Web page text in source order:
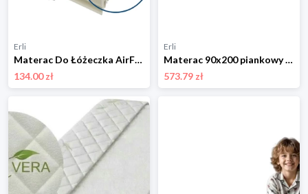
Erli
Materac Do Łóżeczka AirFlow Comfort 120x60 Piankowy Antyseptyczny Strefowy
134.00 zł
Erli
Materac 90x200 piankowy dla dziecka z pianką HR miękki 24cm antyalergiczny
573.79 zł